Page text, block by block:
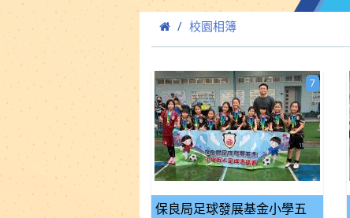
校園相簿
保良局足球發展基金小學五
7